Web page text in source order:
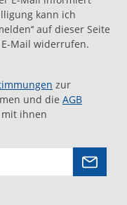
kann ich
auf dieser Seite
Mail widerrufen.
zur
und die AGB
ihnen